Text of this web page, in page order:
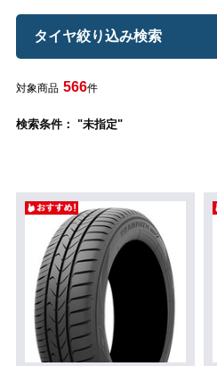
タイヤ絞り込み検索
対象商品 566件
検索条件： "未指定"